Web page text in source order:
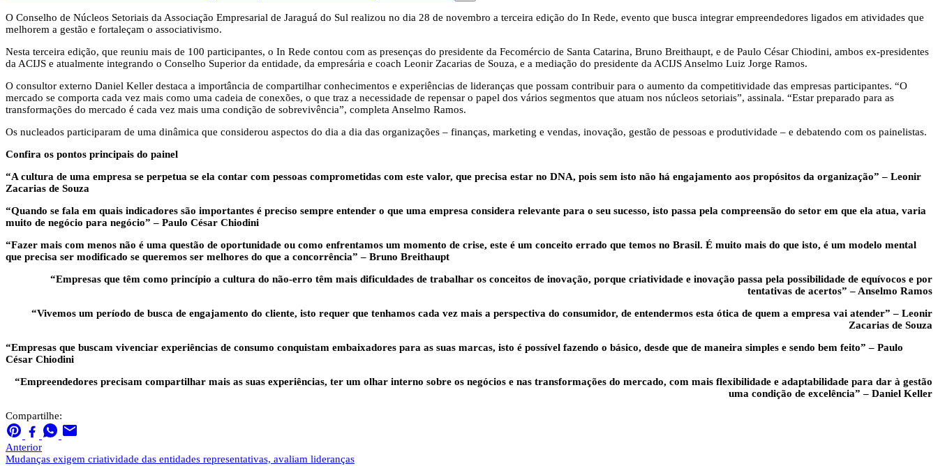
O Conselho de Núcleos Setoriais da Associação Empresarial de Jaraguá do Sul realizou no dia 28 de novembro a terceira edição do In Rede, evento que busca integrar empreendedores ligados em atividades que
melhorem a gestão e fortaleçam o associativismo.
Nesta terceira edição, que reuniu mais de 100 participantes, o In Rede contou com as presenças do presidente da Fecomércio de Santa Catarina, Bruno Breithaupt, e de Paulo César Chiodini, ambos ex-presidentes
da ACIJS e atualmente integrando o Conselho Superior da entidade, da empresária e coach Leonir Zacarias de Souza, e a mediação do presidente da ACIJS Anselmo Luiz Jorge Ramos.
O consultor externo Daniel Keller destaca a importância de compartilhar conhecimentos e experiências de lideranças que possam contribuir para o aumento da competitividade das empresas participantes. “O
mercado se comporta cada vez mais como uma cadeia de conexões, o que traz a necessidade de repensar o papel dos vários segmentos que atuam nos núcleos setoriais”, assinala. “Estar preparado para as
transformações do mercado é cada vez mais uma condição de sobrevivência”, completa Anselmo Ramos.
Os nucleados participaram de uma dinâmica que considerou aspectos do dia a dia das organizações – finanças, marketing e vendas, inovação, gestão de pessoas e produtividade – e debatendo com os painelistas.
Confira os pontos principais do painel
“A cultura de uma empresa se perpetua se ela contar com pessoas comprometidas com este valor, que precisa estar no DNA, pois sem isto não há engajamento aos propósitos da organização” – Leonir
Zacarias de Souza
“Quando se fala em quais indicadores são importantes é preciso sempre entender o que uma empresa considera relevante para o seu sucesso, isto passa pela compreensão do setor em que ela atua, varia
muito de negócio para negócio” – Paulo César Chiodini
“Fazer mais com menos não é uma questão de oportunidade ou como enfrentamos um momento de crise, este é um conceito errado que temos no Brasil. É muito mais do que isto, é um modelo mental
que precisa ser modificado se queremos ser melhores do que a concorrência” – Bruno Breithaupt
“Empresas que têm como princípio a cultura do não-erro têm mais dificuldades de trabalhar os conceitos de inovação, porque criatividade e inovação passa pela possibilidade de equívocos e por
tentativas de acertos” – Anselmo Ramos
“Vivemos um período de busca de engajamento do cliente, isto requer que tenhamos cada vez mais a perspectiva do consumidor, de entendermos esta ótica de quem a empresa vai atender” – Leonir
Zacarias de Souza
“Empresas que buscam vivenciar experiências de consumo conquistam embaixadores para as suas marcas, isto é possível fazendo o básico, desde que de maneira simples e sendo bem feito” – Paulo
César Chiodini
“Empreendedores precisam compartilhar mais as suas experiências, ter um olhar interno sobre os negócios e nas transformações do mercado, com mais flexibilidade e adaptabilidade para dar à gestão
uma condição de excelência” – Daniel Keller
Compartilhe:
Anterior
Mudanças exigem criatividade das entidades representativas, avaliam lideranças